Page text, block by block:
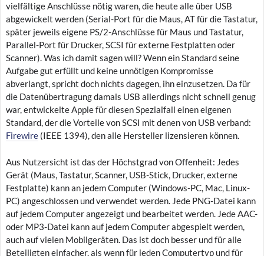
vielfältige Anschlüsse nötig waren, die heute alle über USB
abgewickelt werden (Serial-Port für die Maus, AT für die Tastatur,
später jeweils eigene PS/2-Anschlüsse für Maus und Tastatur,
Parallel-Port für Drucker, SCSI für externe Festplatten oder
Scanner). Was ich damit sagen will? Wenn ein Standard seine
Aufgabe gut erfüllt und keine unnötigen Kompromisse
abverlangt, spricht doch nichts dagegen, ihn einzusetzen. Da für
die Datenübertragung damals USB allerdings nicht schnell genug
war, entwickelte Apple für diesen Spezialfall einen eigenen
Standard, der die Vorteile von SCSI mit denen von USB verband:
Firewire (IEEE 1394), den alle Hersteller lizensieren können.
Aus Nutzersicht ist das der Höchstgrad von Offenheit: Jedes
Gerät (Maus, Tastatur, Scanner, USB-Stick, Drucker, externe
Festplatte) kann an jedem Computer (Windows-PC, Mac, Linux-
PC) angeschlossen und verwendet werden. Jede PNG-Datei kann
auf jedem Computer angezeigt und bearbeitet werden. Jede AAC-
oder MP3-Datei kann auf jedem Computer abgespielt werden,
auch auf vielen Mobilgeräten. Das ist doch besser und für alle
Beteiligten einfacher, als wenn für jeden Computertyp und für